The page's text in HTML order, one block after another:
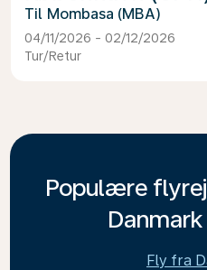
Mombasa (MBA)
04/11/2026 - 02/12/2026
Tur/Retur
Populære
Fly fra